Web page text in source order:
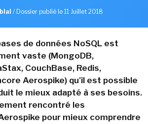
/ Dossier publié le 11 Juillet 2018
de données NoSQL est
vaste (MongoDB,
CouchBase, Redis,
Aerospike) qu'il est possible
le mieux adapté à ses besoins.
rencontré les
pour mieux comprendre